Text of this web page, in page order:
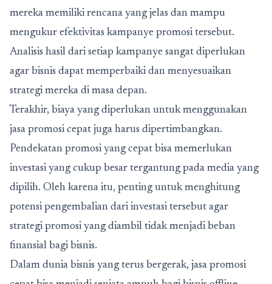
mereka memiliki rencana yang jelas dan mampu
mengukur efektivitas kampanye promosi tersebut.
Analisis hasil dari setiap kampanye sangat diperlukan
agar bisnis dapat memperbaiki dan menyesuaikan
strategi mereka di masa depan.
Terakhir, biaya yang diperlukan untuk menggunakan
jasa promosi cepat juga harus dipertimbangkan.
Pendekatan promosi yang cepat bisa memerlukan
investasi yang cukup besar tergantung pada media yang
dipilih. Oleh karena itu, penting untuk menghitung
potensi pengembalian dari investasi tersebut agar
strategi promosi yang diambil tidak menjadi beban
finansial bagi bisnis.
Dalam dunia bisnis yang terus bergerak, jasa promosi